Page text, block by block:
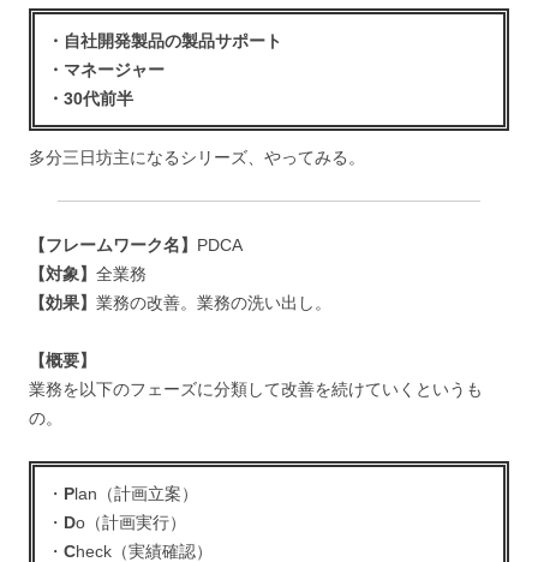
・自社開発製品の製品サポート
・マネージャー
・30代前半
多分三日坊主になるシリーズ、やってみる。
【フレームワーク名】 PDCA
【対象】 全業務
【効果】 業務の改善。業務の洗い出し。
【概要】
業務を以下のフェーズに分類して改善を続けていくというも
の。
・ Plan（計画立案）
・ Do（計画実行）
・ Check（実績確認）